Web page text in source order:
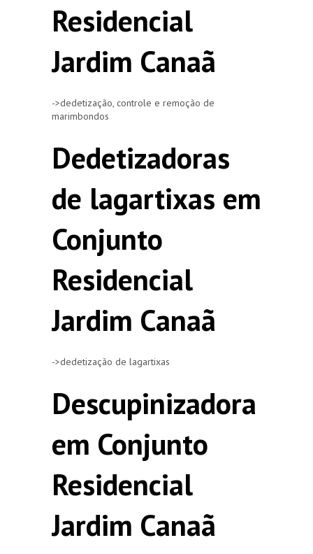
Residencial
Jardim Canaã
->dedetização, controle e remoção de
marimbondos
Dedetizadoras
de lagartixas em
Conjunto
Residencial
Jardim Canaã
->dedetização de lagartixas
Descupinizadora
em Conjunto
Residencial
Jardim Canaã